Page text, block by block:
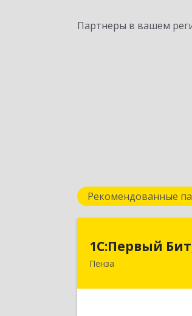
Партнеры в вашем
Рекомендованные
1С:Первый
Пенза